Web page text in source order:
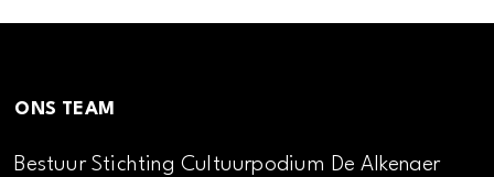
ONS TEAM
Bestuur Stichting Cultuurpodium De Alkenaer